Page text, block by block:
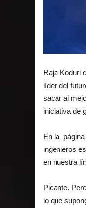
Raja Koduri
líder del
sacar al
iniciativa de
En la
ingenieros
en nuestra
Picante.
lo que